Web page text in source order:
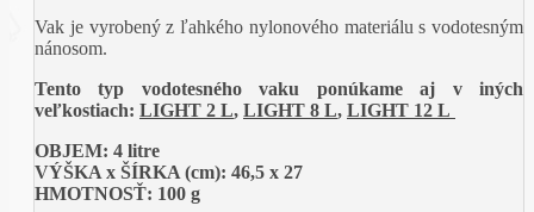
Vak je vyrobený z ľahkého nylonového materiálu s vodotesným
nánosom.
Tento typ vodotesného vaku ponúkame aj v iných
veľkostiach: LIGHT 2 L, LIGHT 8 L, LIGHT 12 L
OBJEM: 4 litre
VÝŠKA x ŠÍRKA (cm): 46,5 x 27
HMOTNOSŤ: 100 g